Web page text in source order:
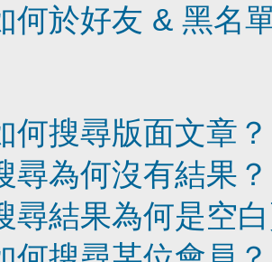
何於好友 & 黑名
何搜尋版面文章？
尋為何沒有結果？
尋結果為何是空